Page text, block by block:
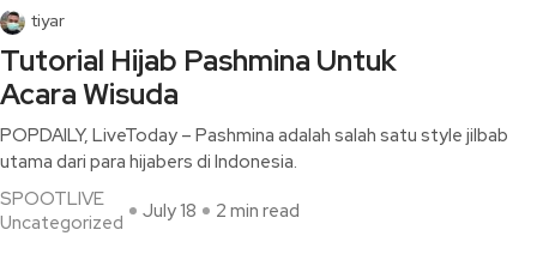
tiyar
Tutorial Hijab Pashmina Untuk
Acara Wisuda
POPDAILY, LiveToday – Pashmina adalah salah satu style jilbab
utama dari para hijabers di Indonesia.
SPOOTLIVE
Uncategorized
July 18 2 min read